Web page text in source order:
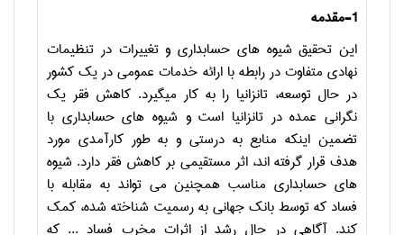
1-مقدمه
این تحقیق شیوه های حسابداری و تغییرات در تنظیمات
نهادی متفاوت در رابطه با ارائه خدمات عمومی در یک کشور
در حال توسعه، تانزانیا را به کار می­گیرد. کاهش فقر یک
نگرانی عمده در تانزانیا است و شیوه های حسابداری با
تضمین اینکه منابع به درستی و به طور کارآمدی مورد
هدف قرار گرفته­ اند، اثر مستقیمی بر کاهش فقر دارد. شیوه
های حسابداری مناسب همچنین می تواند به مقابله با
فساد که توسط بانک جهانی به رسمیت شناخته شده، کمک
کند. آگاهی در حال رشد از اثرات مخرب فساد ... که